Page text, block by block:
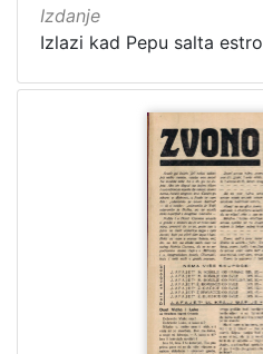
Izdanje
Izlazi kad Pepu salta estro